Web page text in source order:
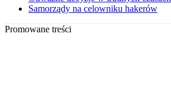
Samorządy na celowniku hakerów
Promowane treści